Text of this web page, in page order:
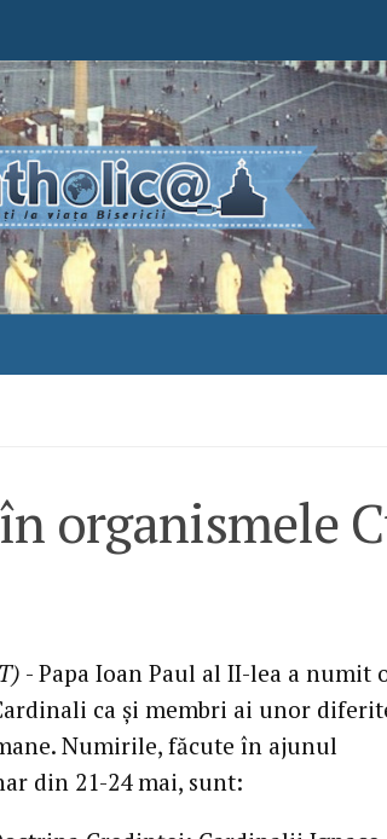
organismele
- Papa Ioan Paul al II-lea a numit
ca şi membri ai unor
Numirile, făcute în ajunul
din 21-24 mai, sunt: